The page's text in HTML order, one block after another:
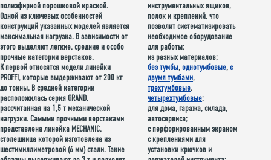
полиэфирной порошковой краской.
Одной из ключевых особенностей
конструкций указанных моделей является
максимальная нагрузка. В зависимости от
этого выделяют легкие, средние и особо
прочные категории верстаков.
К первой относятся модели линейки
PROFFI, которые выдерживают от 200 кг
до тонны. В средней категории
расположилась серия GRAND,
рассчитанная на 1,5 т механической
нагрузки. Самыми прочными верстаками
представлена линейка MECHANIC,
столешница которой изготовлена из
шестимиллиметровой (6 мм) стали. Такие
инструментальных ящиков,
полок и креплений, что
позволит систематизировать
необходимое оборудование
для работы;
из разных материалов;
без тумбы,однотумбовые,с
двумя тумбами,
трехтумбовые,
четырехтумбовые;
для дома, гаража, склада,
автосервиса;
с перфорированным экраном
с креплениями для
установки крючков и